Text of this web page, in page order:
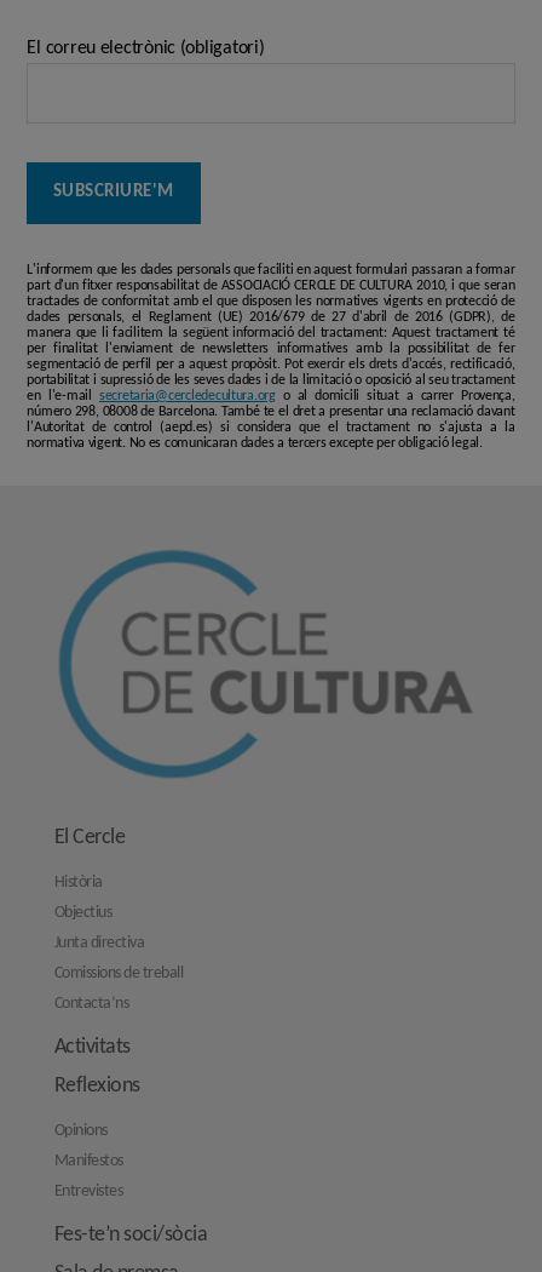
El correu electrònic (obligatori)
L'informem que les dades personals que faciliti en aquest formulari passaran a formar
part d'un fitxer responsabilitat de ASSOCIACIÓ CERCLE DE CULTURA 2010, i que seran
tractades de conformitat amb el que disposen les normatives vigents en protecció de
dades personals, el Reglament (UE) 2016/679 de 27 d'abril de 2016 (GDPR), de
manera que li facilitem la següent informació del tractament: Aquest tractament té
per finalitat l'enviament de newsletters informatives amb la possibilitat de fer
segmentació de perfil per a aquest propòsit. Pot exercir els drets d'accés, rectificació,
portabilitat i supressió de les seves dades i de la limitació o oposició al seu tractament
en l'e-mail secretaria@cercledecultura.orgo al domicili situat a carrer Provença,
número 298, 08008 de Barcelona. També te el dret a presentar una reclamació davant
l'Autoritat de control (aepd.es) si considera que el tractament no s'ajusta a la
normativa vigent. No es comunicaran dades a tercers excepte per obligació legal.
El Cercle
Història
Objectius
Junta directiva
Comissions de treball
Contacta’ns
Activitats
Reflexions
Opinions
Manifestos
Entrevistes
Fes-te’n soci/sòcia